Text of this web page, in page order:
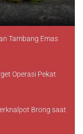
Tambang Emas
Operasi Pekat
Brong saat